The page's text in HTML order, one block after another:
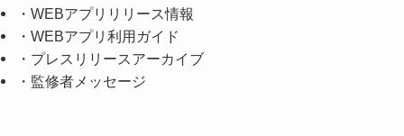
・ WEBアプリリリース情報
・ WEBアプリ利用ガイド
・ プレスリリースアーカイブ
・ 監修者メッセージ